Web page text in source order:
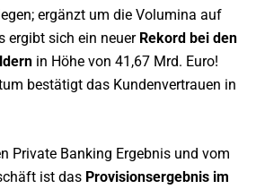
ergänzt um die Volumina auf
ergibt sich ein neuer Rekord bei den
in Höhe von 41,67 Mrd. Euro!
bestätigt das Kundenvertrauen in
Private Banking Ergebnis und vom
ist das Provisionsergebnis im